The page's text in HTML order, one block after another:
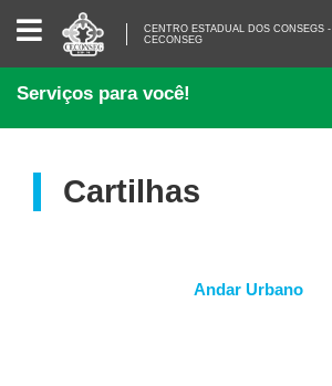
CENTRO
ESTADUAL
DOS
CONSEGS
CECONSEG
CENTRO ESTADUAL DOS CONSEGS -
CECONSEG
Serviços para você!
Cartilhas
Andar Urbano